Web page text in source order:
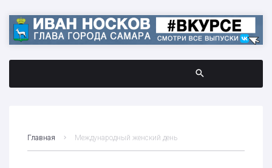
Главная Международный женский день